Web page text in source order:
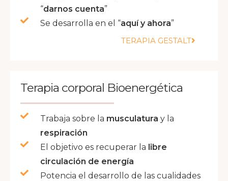
“darnos cuenta”
Se desarrolla en el “aquí y ahora”
TERAPIA GESTALT
Terapia corporal Bioenergética
Trabaja sobre la musculatura y la
respiración
El objetivo es recuperar la libre
circulación de energía
Potencia el desarrollo de las cualidades